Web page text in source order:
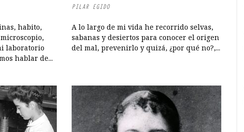
habito,
laboratorio
hablar de...
PILAR EGIDO
A lo largo de mi vida he recorrido selvas,
sabanas y desiertos para conocer el origen
del mal, prevenirlo y quizá, ¿por qué no?,...